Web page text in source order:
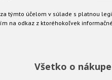
týmto účelom v súlade s platnou
na odkaz z ktoréhokoľvek
Všetko o nákupe